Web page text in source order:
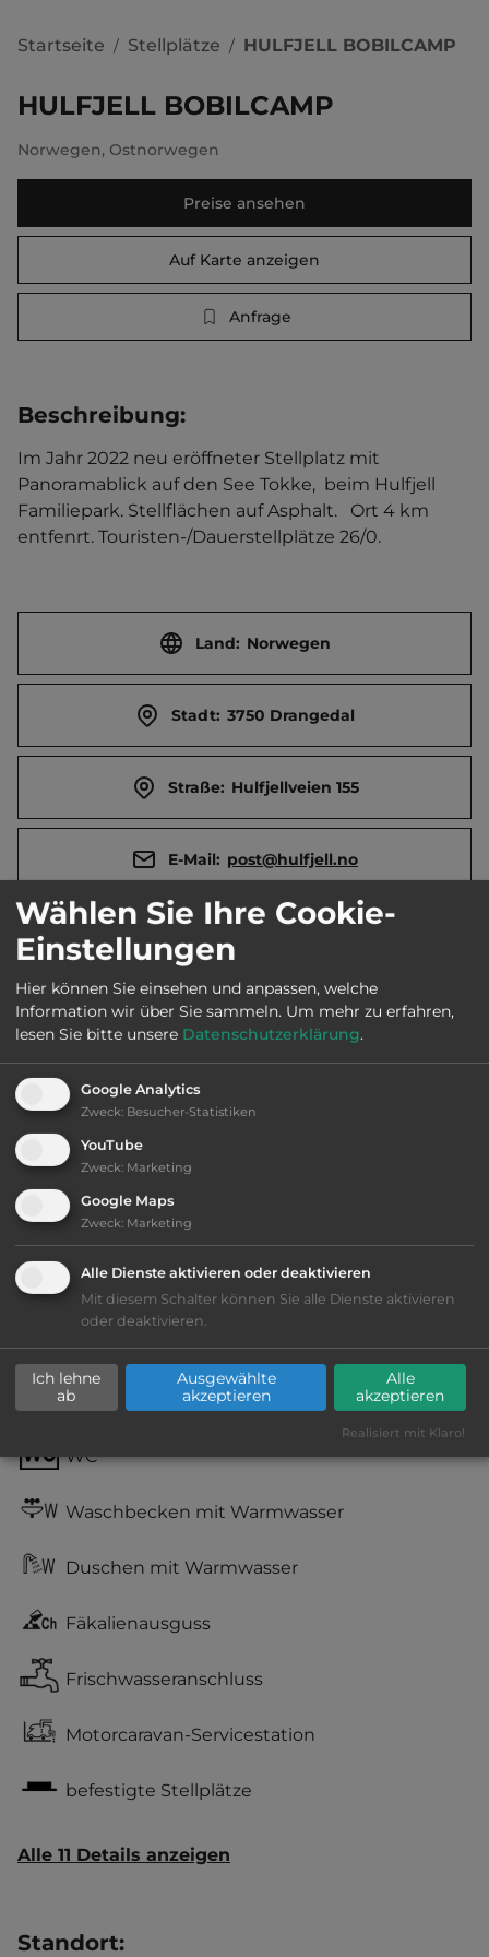
Startseite / Stellplätze / HULFJELL BOBILCAMP
HULFJELL BOBILCAMP
Norwegen, Ostnorwegen
Preise ansehen
Auf Karte anzeigen
Anfrage
Beschreibung:
Im Jahr 2022 neu eröffneter Stellplatz mit
Panoramablick auf den See Tokke,  beim Hulfjell
Familiepark. Stellflächen auf Asphalt.   Ort 4 km
entfenrt. Touristen-/Dauerstellplätze 26/0.
Land: Norwegen
Stadt: 3750 Drangedal
Straße: Hulfjellveien 155
E-Mail: post@hulfjell.no
Webseite: www.hulfjell.no/bobilcamp
Öffnungszeiten: 1.4. bis 1.11.
bis 40,- Euro
Lage: schön
Geräuschkulisse: überwiegend ruhig
Stromanschluss
WC
Waschbecken mit Warmwasser
Duschen mit Warmwasser
Fäkalienausguss
Frischwasseranschluss
Motorcaravan-Servicestation
befestigte Stellplätze
Alle 11 Details anzeigen
Standort:
Wählen Sie Ihre Cookie-
Einstellungen
Hier können Sie einsehen und anpassen, welche
Information wir über Sie sammeln. Um mehr zu erfahren,
lesen Sie bitte unsere Datenschutzerklärung.
Google Analytics
Zweck: Besucher-Statistiken
YouTube
Zweck: Marketing
Google Maps
Zweck: Marketing
Alle Dienste aktivieren oder deaktivieren
Mit diesem Schalter können Sie alle Dienste aktivieren
oder deaktivieren.
Ich lehne
ab
Ausgewählte
akzeptieren
Alle
akzeptieren
Realisiert mit Klaro!